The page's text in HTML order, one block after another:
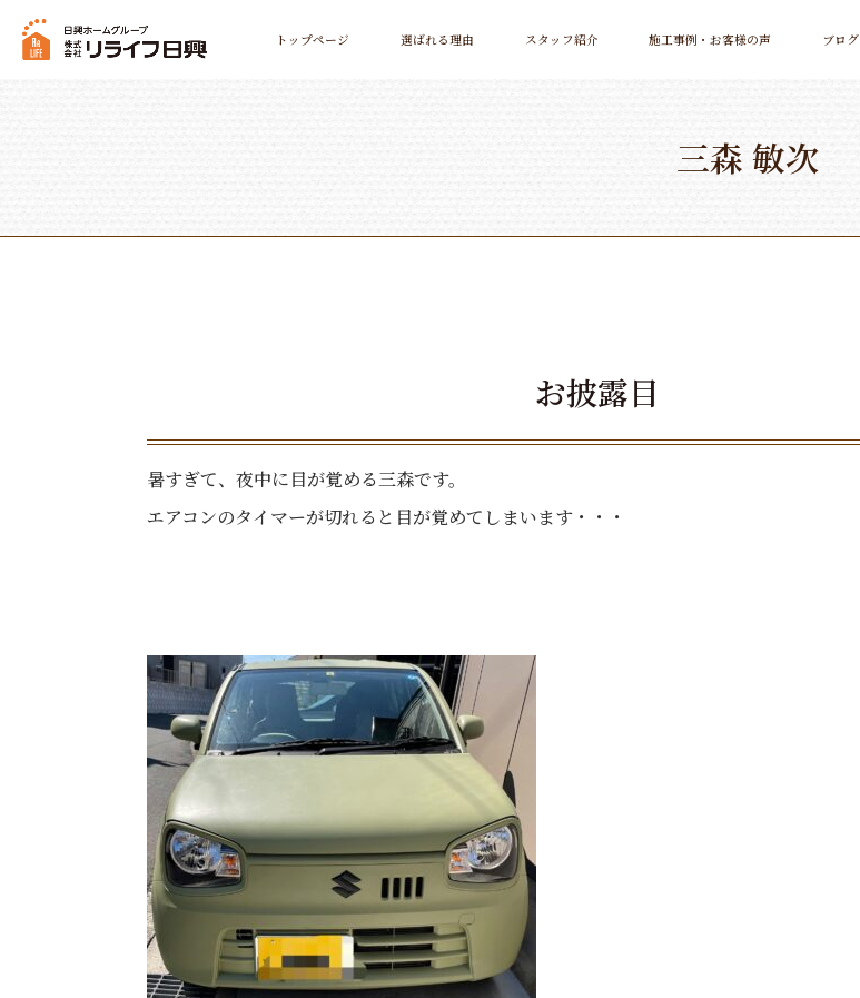
トップページ 選ばれる理由 スタッフ紹介 施工事例・お客様の声 ブログ
三森 敏次
お披露目
暑すぎて、夜中に目が覚める三森です。
エアコンのタイマーが切れると目が覚めてしまいます・・・